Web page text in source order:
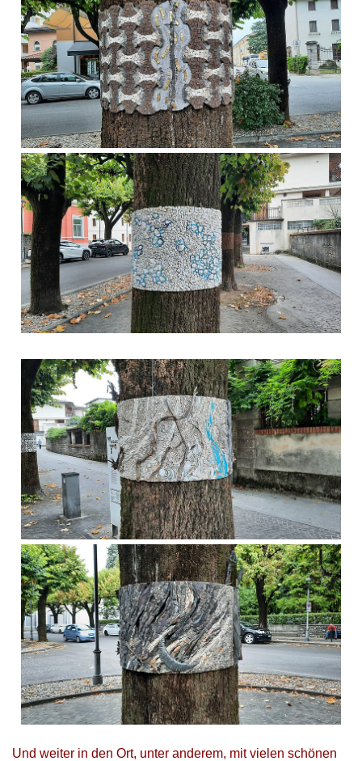
Und weiter in den Ort, unter anderem, mit vielen schönen